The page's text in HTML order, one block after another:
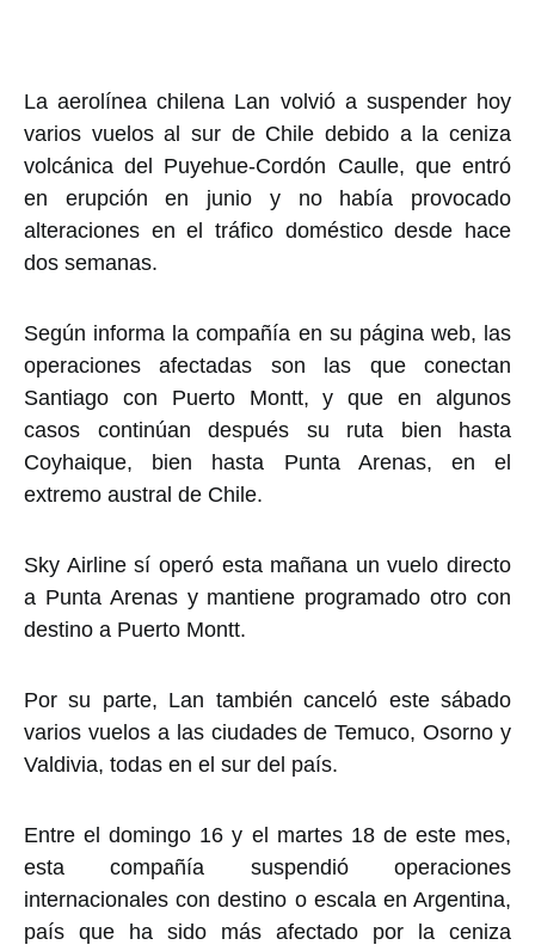
La aerolínea chilena Lan volvió a suspender hoy
varios vuelos al sur de Chile debido a la ceniza
volcánica del Puyehue-Cordón Caulle, que entró
en erupción en junio y no había provocado
alteraciones en el tráfico doméstico desde hace
dos semanas.
Según informa la compañía en su página web, las
operaciones afectadas son las que conectan
Santiago con Puerto Montt, y que en algunos
casos continúan después su ruta bien hasta
Coyhaique, bien hasta Punta Arenas, en el
extremo austral de Chile.
Sky Airline sí operó esta mañana un vuelo directo
a Punta Arenas y mantiene programado otro con
destino a Puerto Montt.
Por su parte, Lan también canceló este sábado
varios vuelos a las ciudades de Temuco, Osorno y
Valdivia, todas en el sur del país.
Entre el domingo 16 y el martes 18 de este mes,
esta compañía suspendió operaciones
internacionales con destino o escala en Argentina,
país que ha sido más afectado por la ceniza